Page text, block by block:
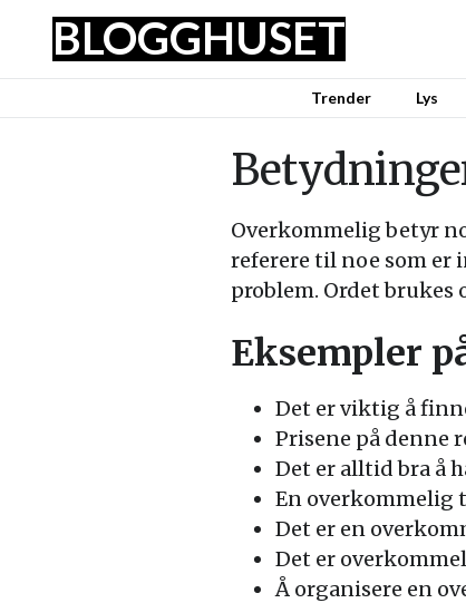
BLOGGHUSET
Trender Lys
Overkommelig betyr
referere til noe som er
problem. Ordet brukes
Eksempler
Det er viktig å
Prisene på denne
Det er alltid bra å
En overkommelig
Det er en
Det er
Å organisere en